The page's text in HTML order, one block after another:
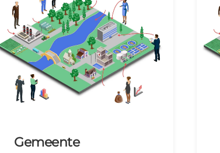
Gemeente